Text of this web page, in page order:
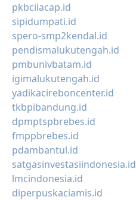
pkbcilacap.id
sipidumpati.id
spero-smp2kendal.id
pendismalukutengah.id
pmbunivbatam.id
igimalukutengah.id
yadikacireboncenter.id
tkbpibandung.id
dpmptspbrebes.id
fmppbrebes.id
pdambantul.id
satgasinvestasiindonesia.id
lmcindonesia.id
diperpuskaciamis.id